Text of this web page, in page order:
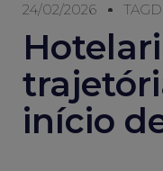
24/02/2026
início